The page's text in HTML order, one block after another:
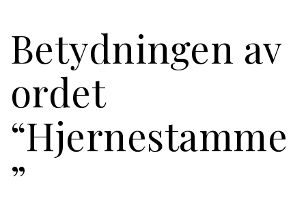
Betydningen av
ordet
“Hjernestamme
”